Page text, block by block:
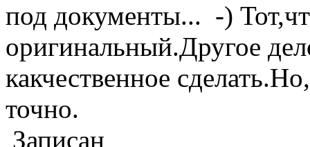
под документы...
оригинальный.Другое
какчественное
точно.
Записан